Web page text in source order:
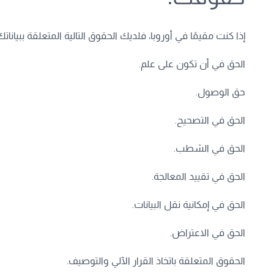
إذا كنت مقيمًا في أوروبا، فلديك الحقوق التالية المتعلقة
الحق في أن تكون على علم.
حق الوصول.
الحق في التصحيح.
الحق في الشطب.
الحق في تقييد المعالجة.
الحق في إمكانية نقل البيانات.
الحق في الاعتراض.
الحقوق المتعلقة باتخاذ القرار الآلي والتوصيف.